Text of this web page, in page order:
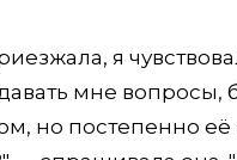
я
мне вопросы,
но постепенно